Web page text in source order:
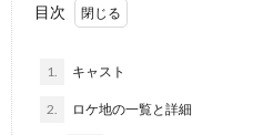
目次
1. キャスト
2. ロケ地の一覧と詳細